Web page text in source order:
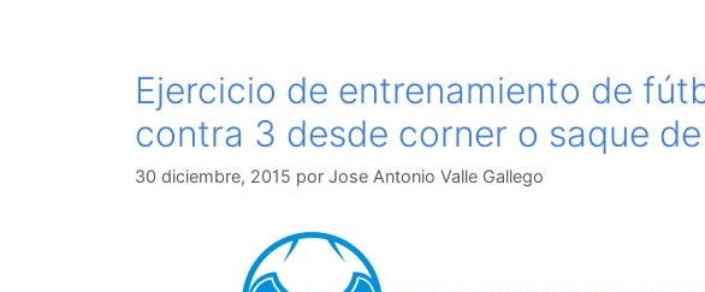
Ejercicio de entrenamiento de
contra 3 desde corner o saque
30 diciembre, 2015 por Jose Antonio Valle Gallego